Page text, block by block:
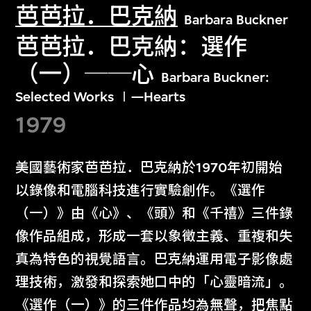
芭芭拉．巴克納 Barbara Buckner
芭芭拉．巴克納：選作
（一）──心 Barbara Buckner:
Selected Works Ⅰ—Hearts
1979
美國藝術家芭芭拉．巴克納於1970年初開始
以錄像和電腦科技進行實驗創作。《選作
（一）》由《心》、《頭》和《千禧》三件錄
像作品組成，形成一套以象徵主義、重複和失
真為特色的視覺語言。巴克納運用電子影像處
理技術，激發和探索她口中的「心靈暗流」。
《選作（一）》的三件作品均為無聲，把焦點